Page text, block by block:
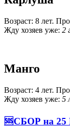
Возраст: 8 лет.
Жду хозяев уже: 2
Манго
Возраст: 4 лет.
Жду хозяев уже: 5
🆘️СБОР на